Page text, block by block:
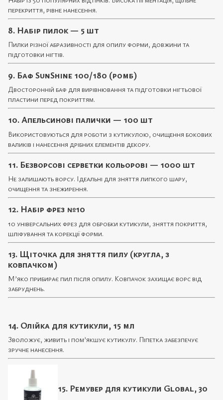
перекриття, рівне нанесення.
8. Набір пилок — 5 шт
Пилки різної абразивності для опилу форми, довжини та
підготовки нігтів.
9. Баф SunShine 100/180 (ромб)
Двосторонній баф для вирівнювання та підготовки нігтьової
пластини перед покриттям.
10. Апельсинові палички — 100 шт
Використовуються для роботи з кутикулою, очищення бокових
валиків і нанесення дрібних елементів декору.
11. Безворсові серветки кольорові — 1000 шт
Не залишають ворсу. Ідеальні для зняття липкого шару,
очищення та знежирення.
12. Набір фрез №10
10 універсальних фрез для обробки кутикули, зняття покриття,
шліфування та корекції форми.
13. Щіточка для зняття пилу (кругла, з
ковпачком)
М’яко прибирає пил після опилу. Ковпачок захищає ворс від
забруднень.
14. Олійка для кутикули, 15 мл
Зволожує, живить і пом’якшує кутикулу. Піпетка забезпечує
зручне нанесення.
15. Ремувер для кутикули Global, 30